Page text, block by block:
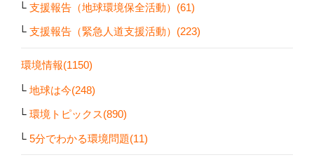
支援報告（地球環境保全活動）(61)
支援報告（緊急人道支援活動）(223)
環境情報(1150)
地球は今(248)
環境トピックス(890)
5分でわかる環境問題(11)